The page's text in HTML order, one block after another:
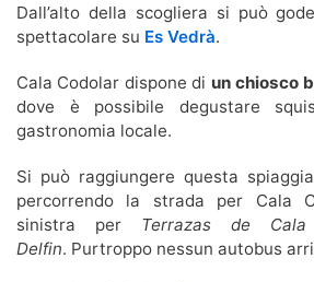
Dall’alto della scogliera si può
spettacolare su Es Vedrà.
Cala Codolar dispone di un chiosco
dove è possibile degustare
gastronomia locale.
Si può raggiungere questa
percorrendo la strada per Cala
sinistra per Terrazas de Cala
Delfin. Purtroppo nessun autobus